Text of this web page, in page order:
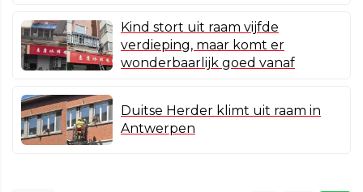
Kind stort uit raam vijfde
verdieping, maar komt er
wonderbaarlijk goed vanaf
Duitse Herder klimt uit raam in
Antwerpen